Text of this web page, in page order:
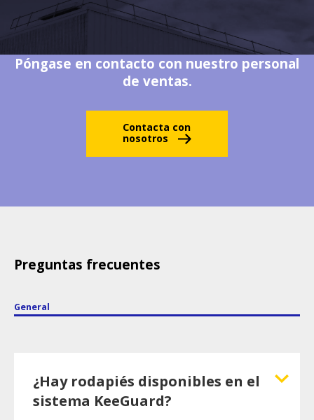
Póngase en contacto con nuestro personal
de ventas.
Contacta con
nosotros
Preguntas frecuentes
General
¿Hay rodapiés disponibles en el
sistema KeeGuard?